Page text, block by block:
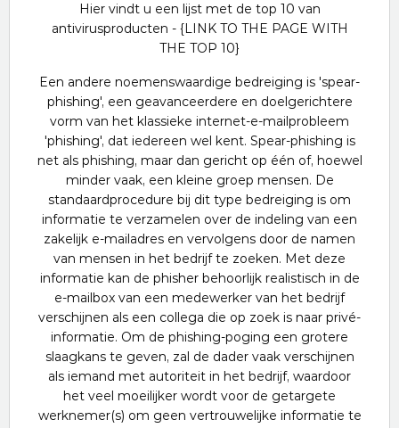
Hier vindt u een lijst met de top 10 van
antivirusproducten - {LINK TO THE PAGE WITH
THE TOP 10}
Een andere noemenswaardige bedreiging is 'spear-
phishing', een geavanceerdere en doelgerichtere
vorm van het klassieke internet-e-mailprobleem
'phishing', dat iedereen wel kent. Spear-phishing is
net als phishing, maar dan gericht op één of, hoewel
minder vaak, een kleine groep mensen. De
standaardprocedure bij dit type bedreiging is om
informatie te verzamelen over de indeling van een
zakelijk e-mailadres en vervolgens door de namen
van mensen in het bedrijf te zoeken. Met deze
informatie kan de phisher behoorlijk realistisch in de
e-mailbox van een medewerker van het bedrijf
verschijnen als een collega die op zoek is naar privé-
informatie. Om de phishing-poging een grotere
slaagkans te geven, zal de dader vaak verschijnen
als iemand met autoriteit in het bedrijf, waardoor
het veel moeilijker wordt voor de getargete
werknemer(s) om geen vertrouwelijke informatie te